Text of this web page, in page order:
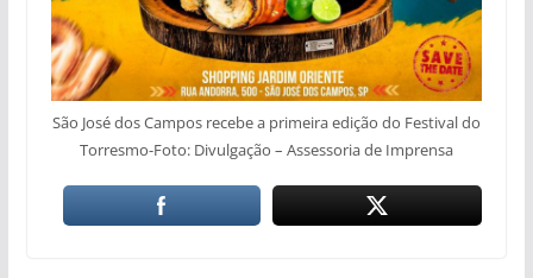
São José dos Campos recebe a primeira edição do Festival do
Torresmo-Foto: Divulgação – Assessoria de Imprensa